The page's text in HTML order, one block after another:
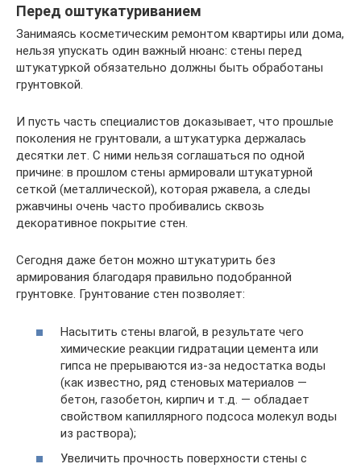
Перед оштукатуриванием
Занимаясь косметическим ремонтом квартиры или дома,
нельзя упускать один важный нюанс: стены перед
штукатуркой обязательно должны быть обработаны
грунтовкой.
И пусть часть специалистов доказывает, что прошлые
поколения не грунтовали, а штукатурка держалась
десятки лет. С ними нельзя соглашаться по одной
причине: в прошлом стены армировали штукатурной
сеткой (металлической), которая ржавела, а следы
ржавчины очень часто пробивались сквозь
декоративное покрытие стен.
Сегодня даже бетон можно штукатурить без
армирования благодаря правильно подобранной
грунтовке. Грунтование стен позволяет:
Насытить стены влагой, в результате чего
химические реакции гидратации цемента или
гипса не прерываются из-за недостатка воды
(как известно, ряд стеновых материалов —
бетон, газобетон, кирпич и т.д. — обладает
свойством капиллярного подсоса молекул воды
из раствора);
Увеличить прочность поверхности стены с